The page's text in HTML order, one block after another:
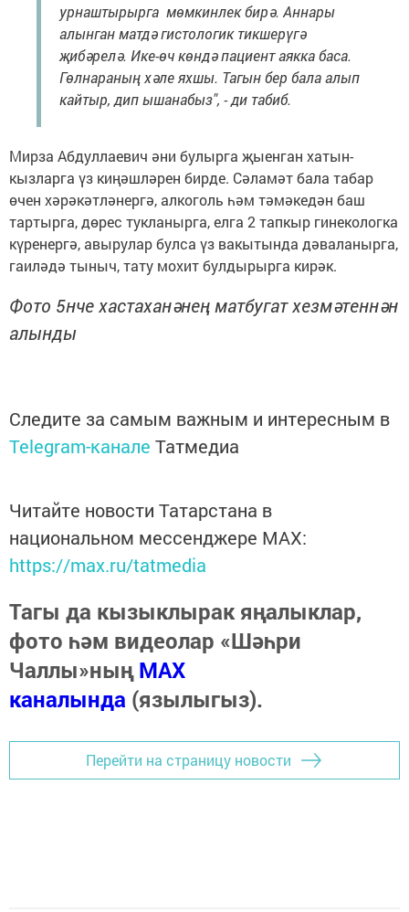
урнаштырырга мөмкинлек бирә. Аннары
алынган матдә гистологик тикшерүгә
җибәрелә. Ике-өч көндә пациент аякка баса.
Гөлнараның хәле яхшы. Тагын бер бала алып
кайтыр, дип ышанабыз", - ди табиб.
Мирза Абдуллаевич әни булырга җыенган хатын-
кызларга үз киңәшләрен бирде. Сәламәт бала табар
өчен хәрәкәтләнергә, алкоголь һәм тәмәкедән баш
тартырга, дөрес тукланырга, елга 2 тапкыр гинекологка
күренергә, авырулар булса үз вакытында дәваланырга,
гаиләдә тыныч, тату мохит булдырырга кирәк.
Фото 5нче хастаханәнең матбугат хезмәтеннән
алынды
Следите за самым важным и интересным в
Telegram-канале Татмедиа
Читайте новости Татарстана в
национальном мессенджере MАХ:
https://max.ru/tatmedia
Тагы да кызыклырак яңалыклар,
фото һәм видеолар «Шәһри
Чаллы»ныңMAX
каналында (язылыгыз).
Перейти на страницу новости